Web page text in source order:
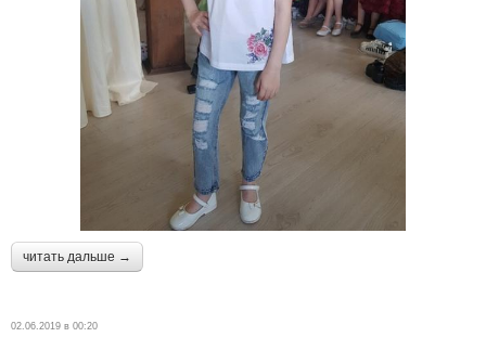
читать дальше →
02.06.2019 в 00:20